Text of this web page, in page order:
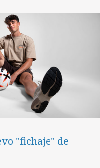
"fichaje" de